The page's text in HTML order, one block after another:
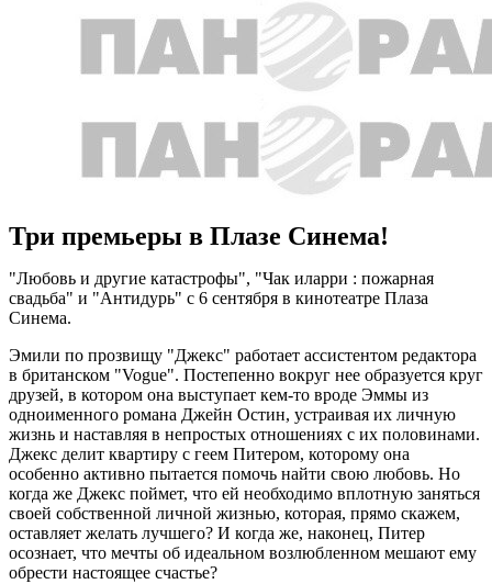
Три премьеры в Плазе Синема!
"Любовь и другие катастрофы", "Чак иларри : пожарная
свадьба" и "Антидурь" с 6 сентября в кинотеатре Плаза
Синема.
Эмили по прозвищу "Джекс" работает ассистентом редактора
в британском "Vogue". Постепенно вокруг нее образуется круг
друзей, в котором она выступает кем-то вроде Эммы из
одноименного романа Джейн Остин, устраивая их личную
жизнь и наставляя в непростых отношениях с их половинами.
Джекс делит квартиру с геем Питером, которому она
особенно активно пытается помочь найти свою любовь. Но
когда же Джекс поймет, что ей необходимо вплотную заняться
своей собственной личной жизнью, которая, прямо скажем,
оставляет желать лучшего? И когда же, наконец, Питер
осознает, что мечты об идеальном возлюбленном мешают ему
обрести настоящее счастье?